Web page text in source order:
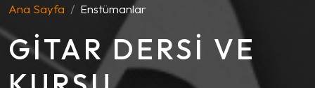
Ana Sayfa Enstümanlar
GITAR DERSI VE